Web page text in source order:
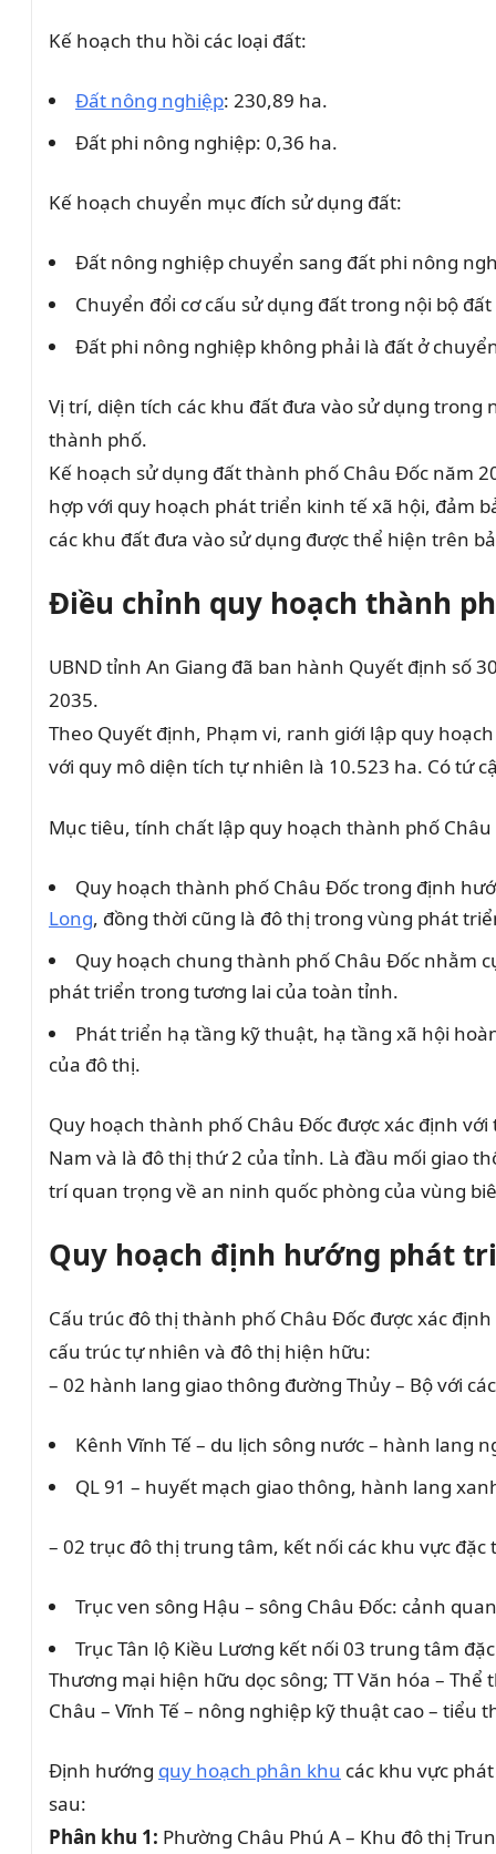
Kế hoạch thu hồi các loại đất:
Đất nông nghiệp: 230,89 ha.
Đất phi nông nghiệp: 0,36 ha.
Kế hoạch chuyển mục đích sử dụng đất:
Đất nông nghiệp chuyển sang đất phi nông
Chuyển đổi cơ cấu sử dụng đất trong nội bộ
Đất phi nông nghiệp không phải là đất ở
Vị trí, diện tích các khu đất đưa vào sử dụng
thành phố.
Kế hoạch sử dụng đất thành phố Châu Đốc năm
hợp với quy hoạch phát triển kinh tế xã hội, đảm
các khu đất đưa vào sử dụng được thể hiện trên
Điều chỉnh quy hoạch thành
UBND tỉnh An Giang đã ban hành Quyết định số
2035.
Theo Quyết định, Phạm vi, ranh giới lập quy
với quy mô diện tích tự nhiên là 10.523 ha. Có tứ
Mục tiêu, tính chất lập quy hoạch thành phố
Quy hoạch thành phố Châu Đốc trong định
Long, đồng thời cũng là đô thị trong vùng phát
Quy hoạch chung thành phố Châu Đốc nhằm
phát triển trong tương lai của toàn tỉnh.
Phát triển hạ tầng kỹ thuật, hạ tầng xã hội
của đô thị.
Quy hoạch thành phố Châu Đốc được xác định
Nam và là đô thị thứ 2 của tỉnh. Là đầu mối giao
trí quan trọng về an ninh quốc phòng của vùng
Quy hoạch định hướng phát
Cấu trúc đô thị thành phố Châu Đốc được xác
cấu trúc tự nhiên và đô thị hiện hữu:
– 02 hành lang giao thông đường Thủy – Bộ với
Kênh Vĩnh Tế – du lịch sông nước – hành lang
QL 91 – huyết mạch giao thông, hành lang
– 02 trục đô thị trung tâm, kết nối các khu vực đặc
Trục ven sông Hậu – sông Châu Đốc: cảnh
Trục Tân lộ Kiều Lương kết nối 03 trung tâm
Thương mại hiện hữu dọc sông; TT Văn hóa –
Châu – Vĩnh Tế – nông nghiệp kỹ thuật cao – tiểu
Định hướng quy hoạch phân khu các khu vực
sau:
Phân khu 1: Phường Châu Phú A – Khu đô thị